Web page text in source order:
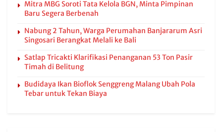
Mitra MBG Soroti Tata Kelola BGN, Minta Pimpinan
Baru Segera Berbenah
Nabung 2 Tahun, Warga Perumahan Banjararum Asri
Singosari Berangkat Melali ke Bali
Satlap Tricakti Klarifikasi Penanganan 53 Ton Pasir
Timah di Belitung
Budidaya Ikan Bioflok Senggreng Malang Ubah Pola
Tebar untuk Tekan Biaya